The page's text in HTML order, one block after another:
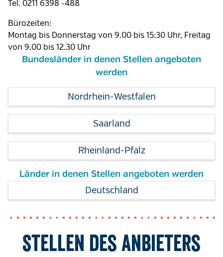
Tel. 0211 6398 -488
Bürozeiten:
Montag bis Donnerstag von 9.00 bis 15:30 Uhr, Freitag
von 9.00 bis 12.30 Uhr
Bundesländer in denen Stellen angeboten
werden
Nordrhein-Westfalen
Saarland
Rheinland-Pfalz
Länder in denen Stellen angeboten werden
Deutschland
Stellen des Anbieters